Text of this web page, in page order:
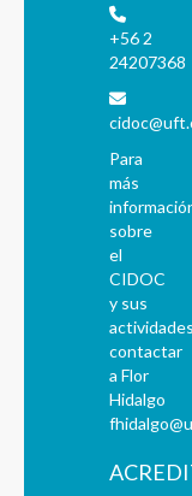
+56 2
24207368
Para
más
sobre
el
CIDOC
y sus
contactar
a Flor
Hidalgo